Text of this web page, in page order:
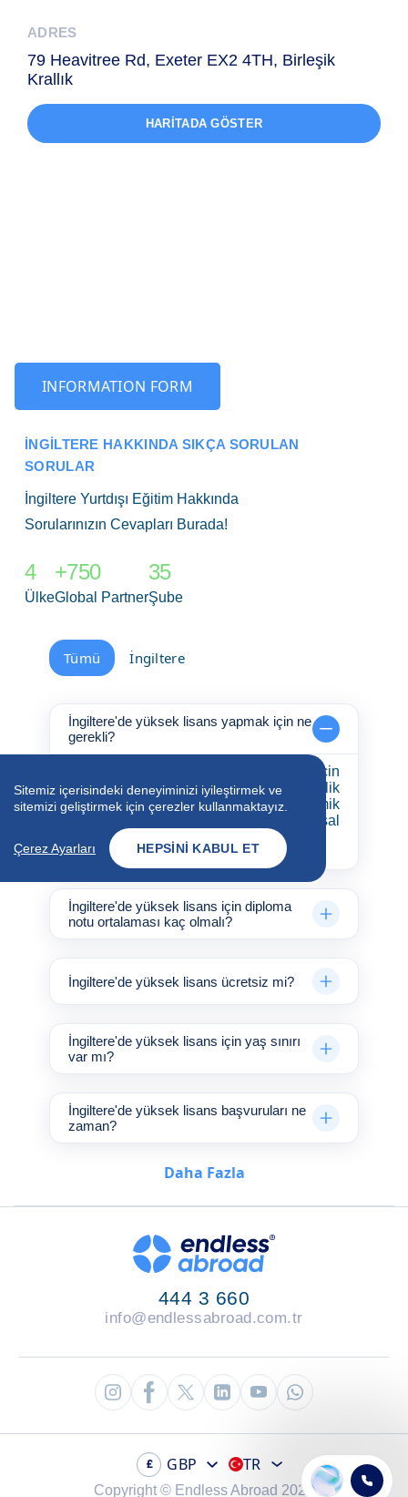
ADRES
79 Heavitree Rd, Exeter EX2 4TH, Birleşik
Krallık
HARITADA GÖSTER
INFORMATION FORM
İNGILTERE HAKKINDA SIKÇA SORULAN
SORULAR
İngiltere Yurtdışı Eğitim Hakkında
Sorularınızın Cevapları Burada!
4
Ülke
+750
Global Partner
35
Şube
Tümü İngiltere
İngiltere'de yüksek lisans yapmak için ne
gerekli?
İngiltere'de yüksek lisans yapmak için
genellikle lisans diploması, dil yeterlilik
belgesi (IELTS veya TOEFL), akademik
referanslar, niyet mektubu ve finansal
yeterlilik belgeleri gereklidir.
İngiltere'de yüksek lisans için diploma
notu ortalaması kaç olmalı?
İngiltere'de yüksek lisans ücretsiz mi?
İngiltere'de yüksek lisans için yaş sınırı
var mı?
İngiltere'de yüksek lisans başvuruları ne
zaman?
Daha Fazla
444 3 660
info@endlessabroad.com.tr
Copyright © Endless Abroad 2026
£ GBP TR
Sitemiz içerisindeki deneyiminizi iyileştirmek ve
sitemizi geliştirmek için çerezler kullanmaktayız.
Çerez Ayarları HEPSINI KABUL ET